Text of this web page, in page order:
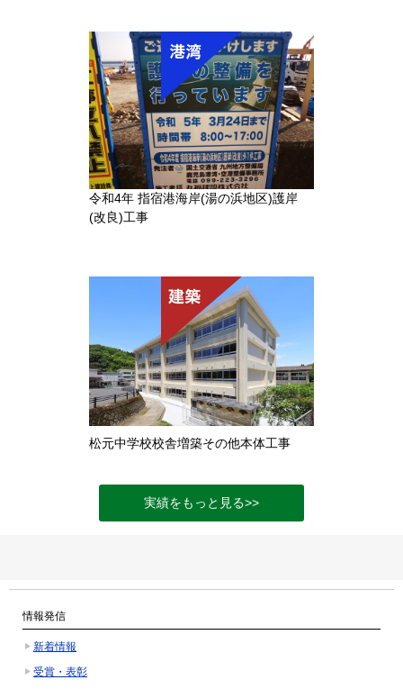
令和4年 指宿港海岸(湯の浜地区)護岸
(改良)工事
松元中学校校舎増築その他本体工事
実績をもっと見る>>
情報発信
新着情報
受賞・表彰